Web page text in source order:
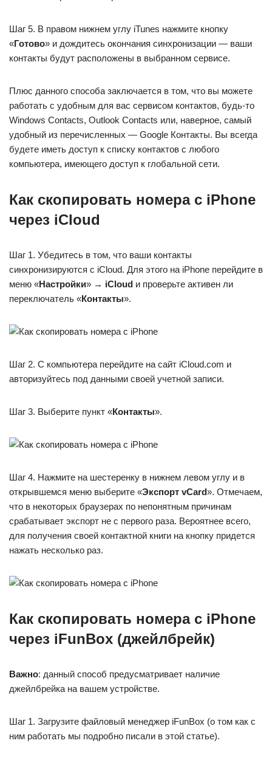
Шаг 5. В правом нижнем углу iTunes нажмите кнопку
«Готово» и дождитесь окончания синхронизации — ваши
контакты будут расположены в выбранном сервисе.
Плюс данного способа заключается в том, что вы можете
работать с удобным для вас сервисом контактов, будь-то
Windows Contacts, Outlook Contacts или, наверное, самый
удобный из перечисленных — Google Контакты. Вы всегда
будете иметь доступ к списку контактов с любого
компьютера, имеющего доступ к глобальной сети.
Как скопировать номера с iPhone
через iCloud
Шаг 1. Убедитесь в том, что ваши контакты
синхронизируются с iCloud. Для этого на iPhone перейдите в
меню «Настройки» → iCloud и проверьте активен ли
переключатель «Контакты».
Шаг 2. С компьютера перейдите на сайт iCloud.com и
авторизуйтесь под данными своей учетной записи.
Шаг 3. Выберите пункт «Контакты».
Шаг 4. Нажмите на шестеренку в нижнем левом углу и в
открывшемся меню выберите «Экспорт vCard». Отмечаем,
что в некоторых браузерах по непонятным причинам
срабатывает экспорт не с первого раза. Вероятнее всего,
для получения своей контактной книги на кнопку придется
нажать несколько раз.
Как скопировать номера с iPhone
через iFunBox (джейлбрейк)
Важно: данный способ предусматривает наличие
джейлбрейка на вашем устройстве.
Шаг 1. Загрузите файловый менеджер iFunBox (о том как с
ним работать мы подробно писали в этой статье).